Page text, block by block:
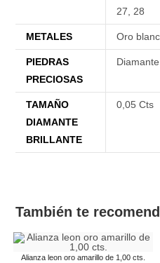
27
28
METALES Oro
PIEDRAS
PRECIOSAS
Diamante
TAMAÑO
DIAMANTE
BRILLANTE
0,05 Cts
También te
Alianza leon oro amarillo de 1,00 cts.